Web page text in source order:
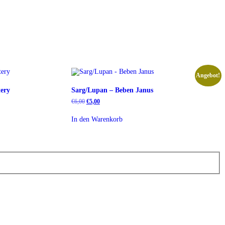
Angebot!
Sarg/Lupan – Beben Janus
€6,00 Ursprünglicher
war:
€6,00
€5,00Aktueller
€5,00.
In den Warenkorb